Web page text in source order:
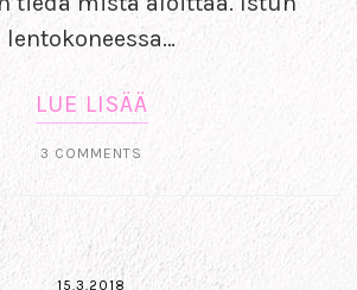
lentokoneessa…
LUE LISÄÄ
3 COMMENTS
15.3.2018